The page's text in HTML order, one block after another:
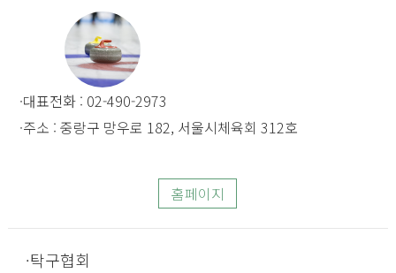
대표전화 : 02-490-2973
주소 : 중랑구 망우로 182, 서울시체육회 312호
홈페이지
탁구협회